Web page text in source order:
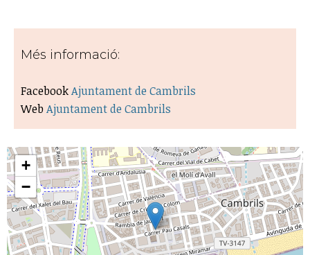
Més informació:
FacebookAjuntament de Cambrils
WebAjuntament de Cambrils
+
−